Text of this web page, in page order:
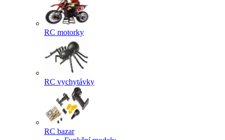
RC motorky
RC vychytávky
RC bazar